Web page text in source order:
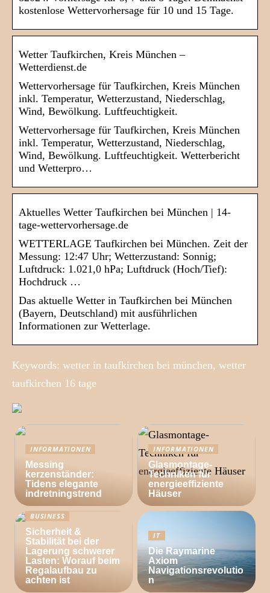
kostenlose Wettervorhersage für 10 und 15 Tage.
Wetter Taufkirchen, Kreis München –
Wetterdienst.de
Wettervorhersage für Taufkirchen, Kreis München
inkl. Temperatur, Wetterzustand, Niederschlag,
Wind, Bewölkung. Luftfeuchtigkeit.
Wettervorhersage für Taufkirchen, Kreis München
inkl. Temperatur, Wetterzustand, Niederschlag,
Wind, Bewölkung. Luftfeuchtigkeit. Wetterbericht
und Wetterpro…
Aktuelles Wetter Taufkirchen bei München | 14-
tage-wettervorhersage.de
WETTERLAGE Taufkirchen bei München. Zeit der
Messung: 12:47 Uhr; Wetterzustand: Sonnig;
Luftdruck: 1.021,0 hPa; Luftdruck (Hoch/Tief):
Hochdruck …
Das aktuelle Wetter in Taufkirchen bei München
(Bayern, Deutschland) mit ausführlichen
Informationen zur Wetterlage.
Keywords: wetter in taufkirchen bei münchen, wetter
taufkirchen 16 tage
INFORMATIONEN
Messing
kerzenständer:
Tidens elegante
indretningstrend
INFORMATIONEN
Glasmontage-
Techniken für
energieeffiziente
Häuser
BUSINESS
Sicherheit &
Stabilität bei der
Lagerung schwerer
Lasten: Worauf beim
Regalaufbau zu
achten ist
IT
Die Raymarine
Axiom
Navigationsrevolutio
n